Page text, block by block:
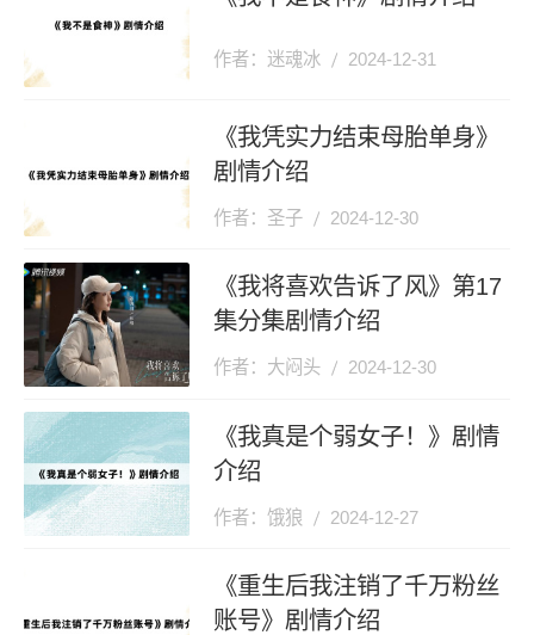
作者：迷魂冰 2024-12-31
《我凭实力结束母胎单身》
剧情介绍
作者：圣子 2024-12-30
《我将喜欢告诉了风》第17
集分集剧情介绍
作者：大闷头 2024-12-30
《我真是个弱女子！》剧情
介绍
作者：饿狼 2024-12-27
《重生后我注销了千万粉丝
账号》剧情介绍